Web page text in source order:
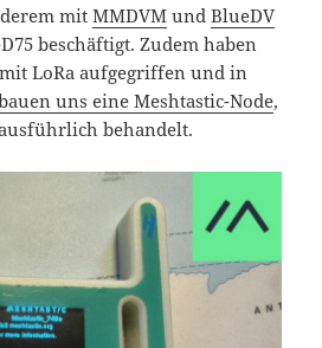
mitMMDVM undBlueDV
beschäftigt. Zudem haben
LoRa aufgegriffen und in
uns eine Meshtastic-Node‚
ausführlich behandelt.